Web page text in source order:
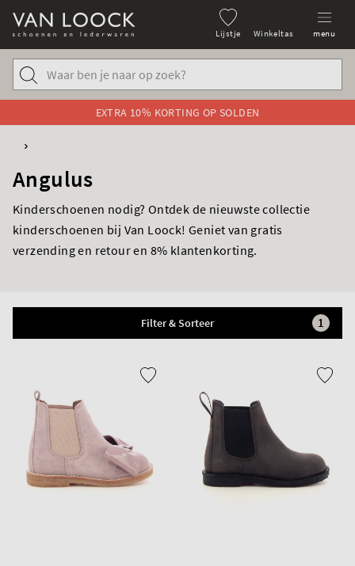
Lijstje Winkeltas menu
EXTRA 10% KORTING OP SOLDEN
Angulus
Kinderschoenen nodig? Ontdek de nieuwste collectie
kinderschoenen bij Van Loock! Geniet van gratis
verzending en retour en 8% klantenkorting.
Filter & Sorteer 1